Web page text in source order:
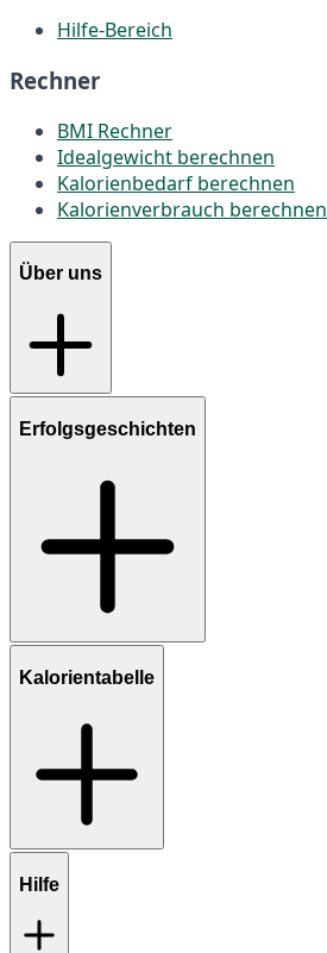
Hilfe-Bereich
Rechner
BMI Rechner
Idealgewicht berechnen
Kalorienbedarf berechnen
Kalorienverbrauch berechnen
Über uns
Erfolgsgeschichten
Kalorientabelle
Hilfe